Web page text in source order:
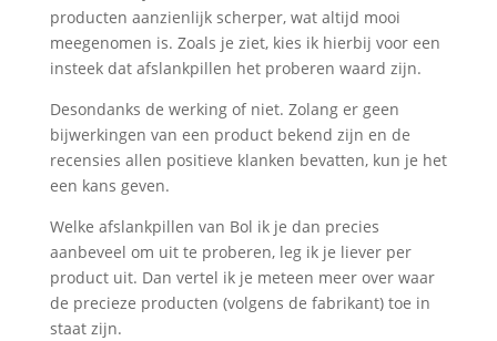
producten aanzienlijk scherper, wat altijd mooi
meegenomen is. Zoals je ziet, kies ik hierbij voor een
insteek dat afslankpillen het proberen waard zijn.
Desondanks de werking of niet. Zolang er geen
bijwerkingen van een product bekend zijn en de
recensies allen positieve klanken bevatten, kun je het
een kans geven.
Welke afslankpillen van Bol ik je dan precies
aanbeveel om uit te proberen, leg ik je liever per
product uit. Dan vertel ik je meteen meer over waar
de precieze producten (volgens de fabrikant) toe in
staat zijn.